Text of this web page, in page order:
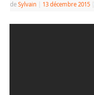
de Sylvain 13 décembre 2015